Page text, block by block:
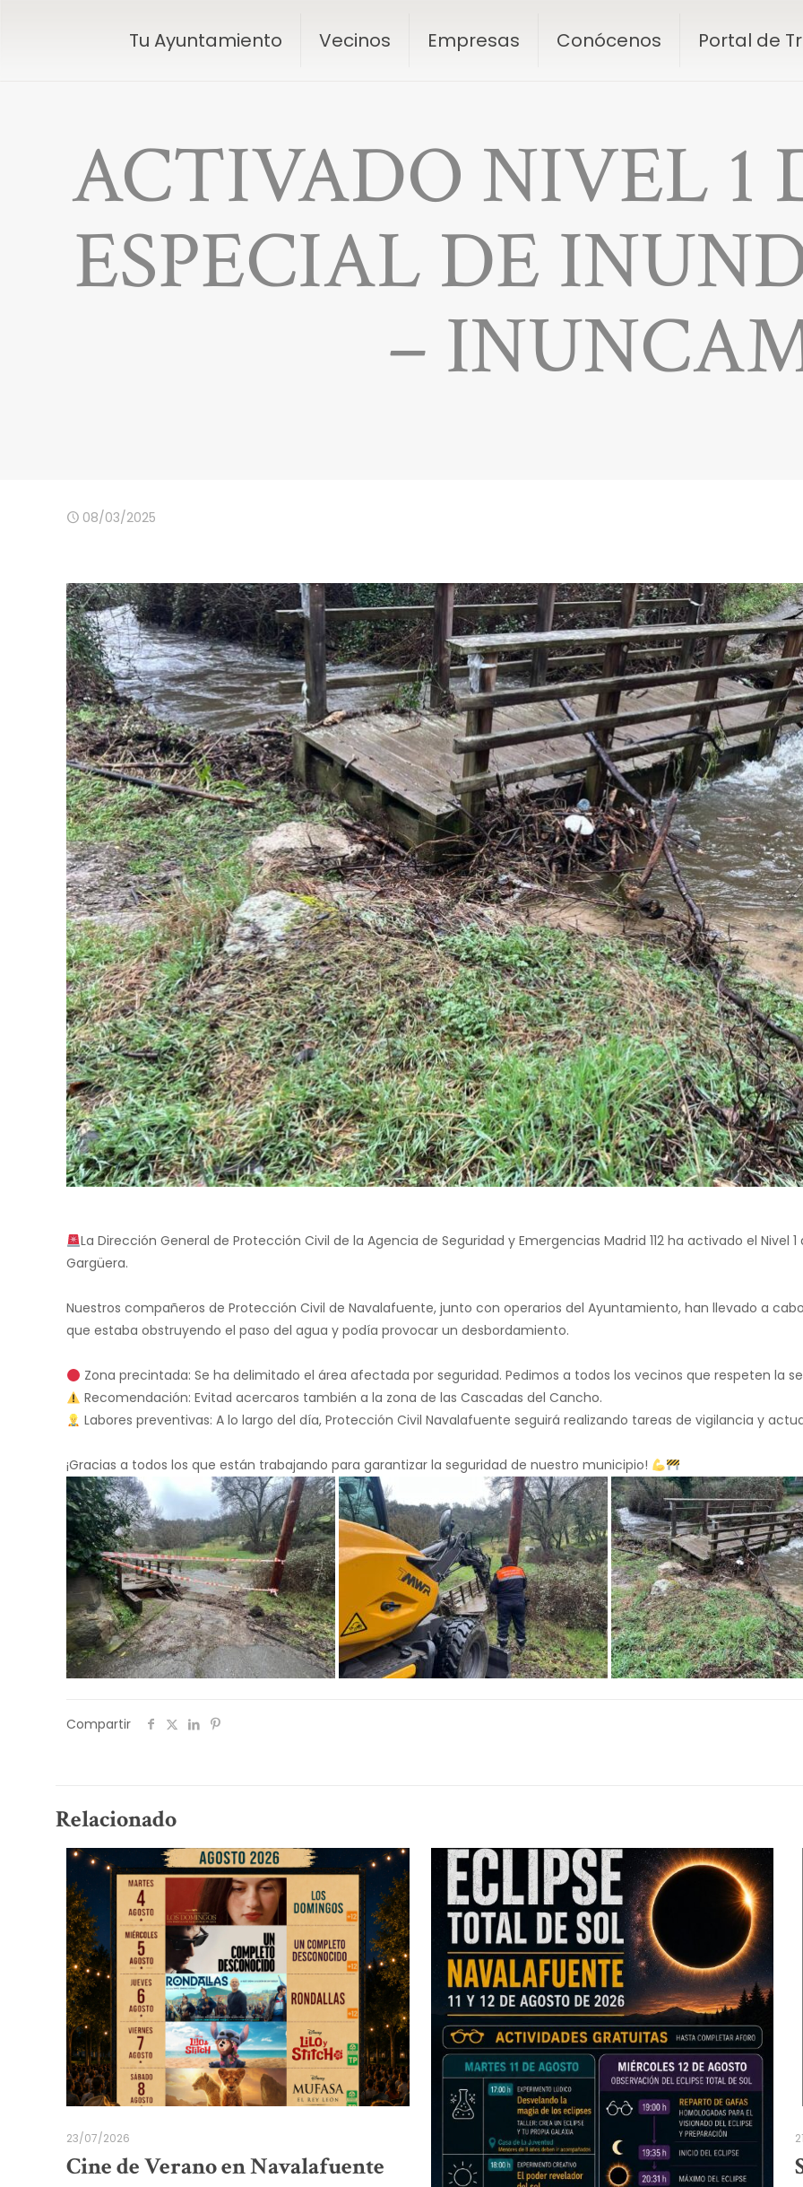
Tu Ayuntamiento Vecinos Empresas Conócenos Portal de
ACTIVADO NIVEL 1
ESPECIAL DE
–
08/03/2025
La Dirección General de Protección Civil de la Agencia de Seguridad y Emergencias Madrid 112 ha activado el Nivel
Gargüera.
Nuestros compañeros de Protección Civil de Navalafuente, junto con operarios del Ayuntamiento, han llevado a
que estaba obstruyendo el paso del agua y podía provocar un desbordamiento.
Zona precintada: Se ha delimitado el área afectada por seguridad. Pedimos a todos los vecinos que respeten la
Recomendación: Evitad acercaros también a la zona de las Cascadas del Cancho.
Labores preventivas: A lo largo del día, Protección Civil Navalafuente seguirá realizando tareas de vigilancia y
¡Gracias a todos los que están trabajando para garantizar la seguridad de nuestro municipio!
Compartir
Relacionado
23/07/2026
Cine de Verano en Navalafuente